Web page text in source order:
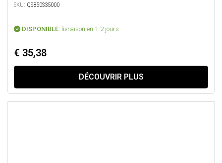
SKU: QS850S35000
DISPONIBLE: livraison en 1-2 jours
€ 35,38
DÉCOUVRIR PLUS